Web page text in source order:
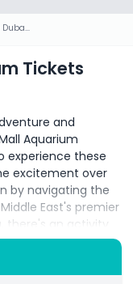
SKI Dubai + Dubai Aquarium Tickets Combo Deal
Tickets
and
Aquarium
experience these
excitement over
by navigating the
East's premier
there's an activity
in the captivating
featuring a
provide the